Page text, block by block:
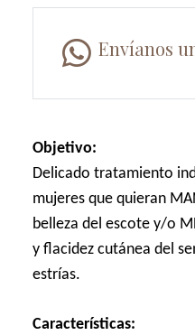
Envíanos
Objetivo:
Delicado tratamiento
mujeres que quieran
belleza del escote y/o
y flacidez cutánea del
estrías.
Características: